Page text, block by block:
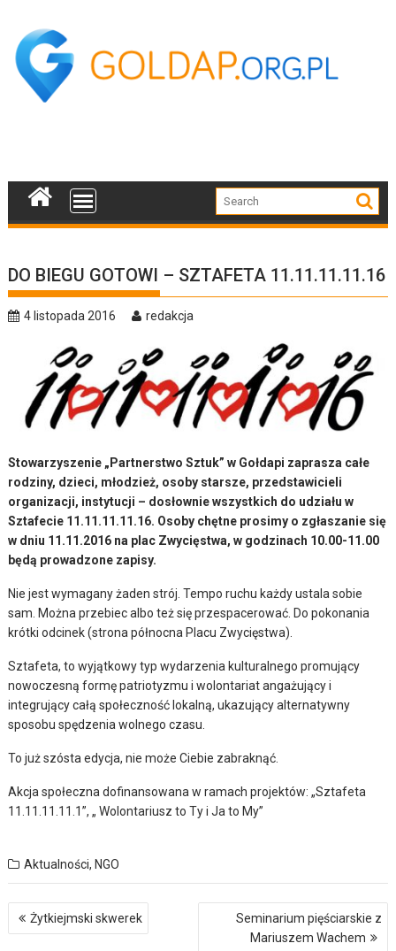
content
DO BIEGU GOTOWI – SZTAFETA 11.11.11.11.16
4 listopada 2016 redakcja
Stowarzyszenie „Partnerstwo Sztuk” w Gołdapi zaprasza całe
rodziny, dzieci, młodzież, osoby starsze, przedstawicieli
organizacji, instytucji – dosłownie wszystkich do udziału w
Sztafecie 11.11.11.11.16. Osoby chętne prosimy o zgłaszanie się
w dniu 11.11.2016 na plac Zwycięstwa, w godzinach 10.00-11.00
będą prowadzone zapisy.
Nie jest wymagany żaden strój. Tempo ruchu każdy ustala sobie
sam. Można przebiec albo też się przespacerować. Do pokonania
krótki odcinek (strona północna Placu Zwycięstwa).
Sztafeta, to wyjątkowy typ wydarzenia kulturalnego promujący
nowoczesną formę patriotyzmu i wolontariat angażujący i
integrujący całą społeczność lokalną, ukazujący alternatywny
sposobu spędzenia wolnego czasu.
To już szósta edycja, nie może Ciebie zabraknąć.
Akcja społeczna dofinansowana w ramach projektów: „Sztafeta
11.11.11.11.1”, „ Wolontariusz to Ty i Ja to My”
Aktualności, NGO
Nawigacja
wpisuŻytkiejmski skwerek
Seminarium pięściarskie z
Mariuszem Wachem